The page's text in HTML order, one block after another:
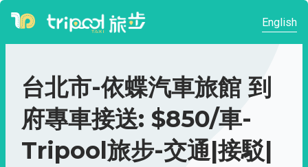
English
台北市-依蝶汽車旅館 到
府專車接送: $850/車-
Tripool旅步-交通|接駁|